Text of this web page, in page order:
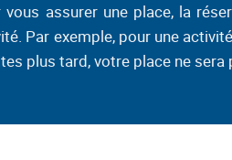
vous assurer une place, la
Par exemple, pour une
plus tard, votre place ne sera